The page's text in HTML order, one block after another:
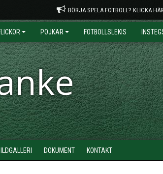
BÖRJA SPELA FOTBOLL? KLICKA
POJKAR FOTBOLLSLEKIS
DOKUMENT KONTAKT